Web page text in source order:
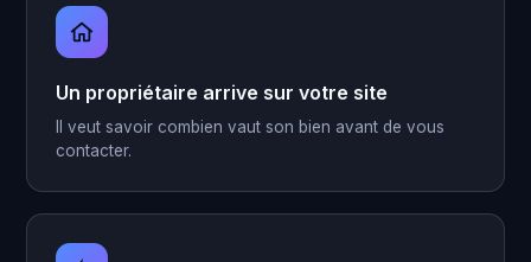
Un propriétaire arrive sur votre site
Il veut savoir combien vaut son bien avant de vous
contacter.